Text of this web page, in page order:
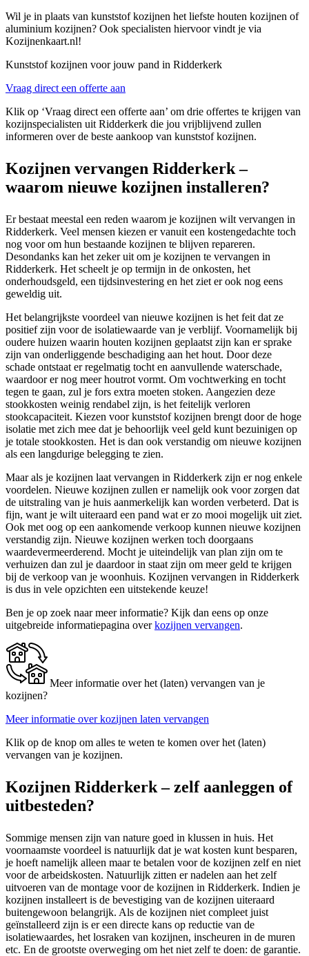
Wil je in plaats van kunststof kozijnen het liefste houten kozijnen of
aluminium kozijnen? Ook specialisten hiervoor vindt je via
Kozijnenkaart.nl!
Kunststof kozijnen voor jouw pand in Ridderkerk
Vraag direct een offerte aan
Klik op ‘Vraag direct een offerte aan’ om drie offertes te krijgen van
kozijnspecialisten uit Ridderkerk die jou vrijblijvend zullen
informeren over de beste aankoop van kunststof kozijnen.
Kozijnen vervangen Ridderkerk –
waarom nieuwe kozijnen installeren?
Er bestaat meestal een reden waarom je kozijnen wilt vervangen in
Ridderkerk. Veel mensen kiezen er vanuit een kostengedachte toch
nog voor om hun bestaande kozijnen te blijven repareren.
Desondanks kan het zeker uit om je kozijnen te vervangen in
Ridderkerk. Het scheelt je op termijn in de onkosten, het
onderhoudsgeld, een tijdsinvestering en het ziet er ook nog eens
geweldig uit.
Het belangrijkste voordeel van nieuwe kozijnen is het feit dat ze
positief zijn voor de isolatiewaarde van je verblijf. Voornamelijk bij
oudere huizen waarin houten kozijnen geplaatst zijn kan er sprake
zijn van onderliggende beschadiging aan het hout. Door deze
schade ontstaat er regelmatig tocht en aanvullende waterschade,
waardoor er nog meer houtrot vormt. Om vochtwerking en tocht
tegen te gaan, zul je fors extra moeten stoken. Aangezien deze
stookkosten weinig rendabel zijn, is het feitelijk verloren
stookcapaciteit. Kiezen voor kunststof kozijnen brengt door de hoge
isolatie met zich mee dat je behoorlijk veel geld kunt bezuinigen op
je totale stookkosten. Het is dan ook verstandig om nieuwe kozijnen
als een langdurige belegging te zien.
Maar als je kozijnen laat vervangen in Ridderkerk zijn er nog enkele
voordelen. Nieuwe kozijnen zullen er namelijk ook voor zorgen dat
de uitstraling van je huis aanmerkelijk kan worden verbeterd. Dat is
fijn, want je wilt uiteraard een pand wat er zo mooi mogelijk uit ziet.
Ook met oog op een aankomende verkoop kunnen nieuwe kozijnen
verstandig zijn. Nieuwe kozijnen werken toch doorgaans
waardevermeerderend. Mocht je uiteindelijk van plan zijn om te
verhuizen dan zul je daardoor in staat zijn om meer geld te krijgen
bij de verkoop van je woonhuis. Kozijnen vervangen in Ridderkerk
is dus in vele opzichten een uitstekende keuze!
Ben je op zoek naar meer informatie? Kijk dan eens op onze
uitgebreide informatiepagina overkozijnen vervangen.
Meer informatie over het (laten) vervangen van je
kozijnen?
Meer informatie over kozijnen laten vervangen
Klik op de knop om alles te weten te komen over het (laten)
vervangen van je kozijnen.
Kozijnen Ridderkerk – zelf aanleggen of
uitbesteden?
Sommige mensen zijn van nature goed in klussen in huis. Het
voornaamste voordeel is natuurlijk dat je wat kosten kunt besparen,
je hoeft namelijk alleen maar te betalen voor de kozijnen zelf en niet
voor de arbeidskosten. Natuurlijk zitten er nadelen aan het zelf
uitvoeren van de montage voor de kozijnen in Ridderkerk. Indien je
kozijnen installeert is de bevestiging van de kozijnen uiteraard
buitengewoon belangrijk. Als de kozijnen niet compleet juist
geïnstalleerd zijn is er een directe kans op reductie van de
isolatiewaardes, het losraken van kozijnen, inscheuren in de muren
etc. En de grootste overweging om het niet zelf te doen: de garantie.